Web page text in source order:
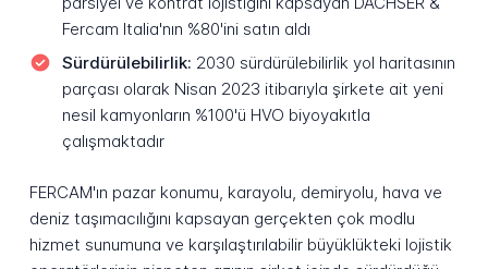
Fercam Italia'nın %80'ini satın aldı
Sürdürülebilirlik: 2030 sürdürülebilirlik yol haritasının
parçası olarak Nisan 2023 itibarıyla şirkete ait yeni
nesil kamyonların %100'ü HVO biyoyakıtla
çalışmaktadır
FERCAM'ın pazar konumu, karayolu, demiryolu, hava ve
deniz taşımacılığını kapsayan gerçekten çok modlu
hizmet sunumuna ve karşılaştırılabilir büyüklükteki lojistik